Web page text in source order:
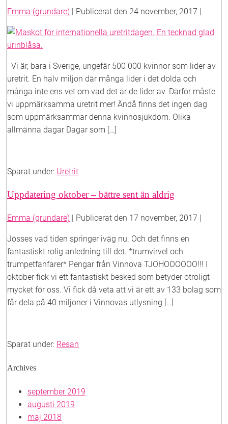
Emma (grundare) | Publicerat den 24 november, 2017 |
När
infaller
Uretritdagen?
Vi är, bara i Sverige, ungefär 500 000 kvinnor som lider av
uretrit. En halv miljon där många lider i det dolda och
många inte ens vet om vad det är de lider av. Därför måste
vi uppmärksamma uretrit mer! Ändå finns det ingen dag
som uppmärksammar denna kvinnosjukdom. Olika
allmänna dagar Dagar som […]
Internationella
Sparat under: Uretrit
Uppdatering oktober – bättre sent än aldrig
Emma (grundare) Publicerat den 17 november, 2017
Jösses vad tiden springer iväg nu. Och det finns en
fantastiskt rolig anledning till det. *trumvirvel och
trumpetfanfarer* Pengar från Vinnova TJOHOOOOOO!!! I
oktober fick vi ett fantastiskt besked som betyder otroligt
mycket för oss. Vi fick då veta att vi är ett av 133 bolag som
får dela på 40 miljoner i Vinnovas utlysning […]
–
än
aldrig
Sparat under: Resan
Archives
september 2019
augusti 2019
maj 2018